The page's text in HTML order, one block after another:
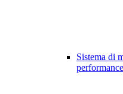
Sistema di
performance